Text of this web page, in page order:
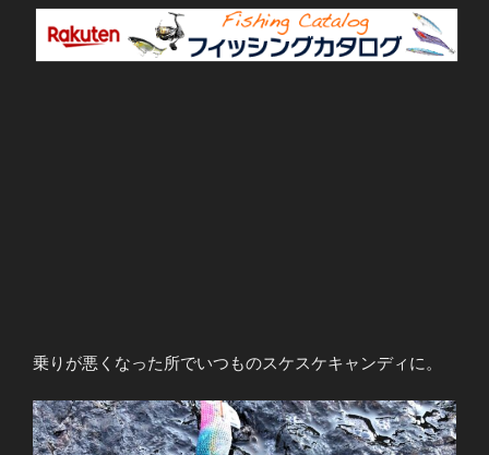
乗りが悪くなった所でいつものスケスケキャンディに。